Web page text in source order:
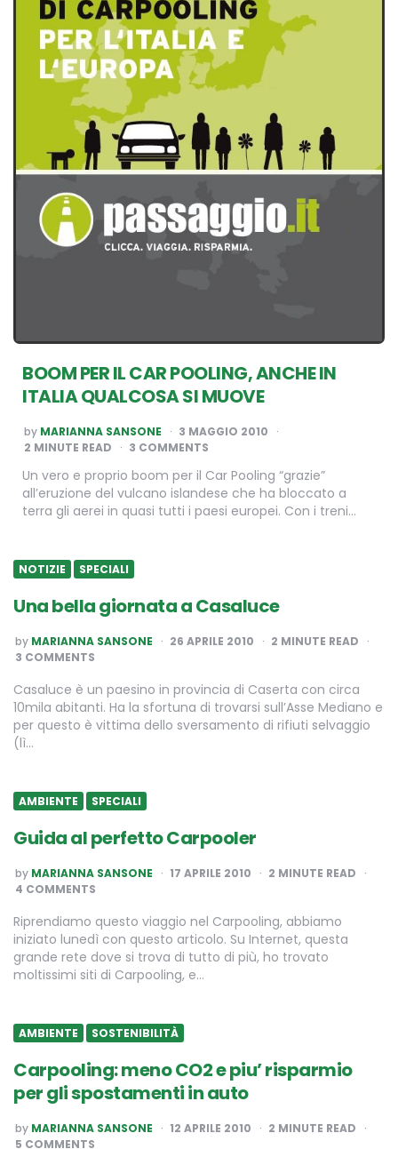
BOOM PER IL CAR POOLING, ANCHE IN
ITALIA QUALCOSA SI MUOVE
POSTED
BY
by MARIANNA SANSONE
3 MAGGIO 2010
2 MINUTE READ 3 COMMENTS
Un vero e proprio boom per il Car Pooling “grazie”
all’eruzione del vulcano islandese che ha bloccato a
terra gli aerei in quasi tutti i paesi europei. Con i treni…
NOTIZIE SPECIALI
Una bella giornata a Casaluce
POSTED
BY
by MARIANNA SANSONE 26 APRILE 2010 2 MINUTE READ
3 COMMENTS
Casaluce è un paesino in provincia di Caserta con circa
10mila abitanti. Ha la sfortuna di trovarsi sull’Asse Mediano e
per questo è vittima dello sversamento di rifiuti selvaggio
(lì…
AMBIENTE SPECIALI
Guida al perfetto Carpooler
POSTED
BY
by MARIANNA SANSONE 17 APRILE 2010 2 MINUTE READ
4 COMMENTS
Riprendiamo questo viaggio nel Carpooling, abbiamo
iniziato lunedì con questo articolo. Su Internet, questa
grande rete dove si trova di tutto di più, ho trovato
moltissimi siti di Carpooling, e…
AMBIENTE SOSTENIBILITÀ
Carpooling: meno CO2 e piu’ risparmio
per gli spostamenti in auto
POSTED
BY
by MARIANNA SANSONE 12 APRILE 2010 2 MINUTE READ
5 COMMENTS